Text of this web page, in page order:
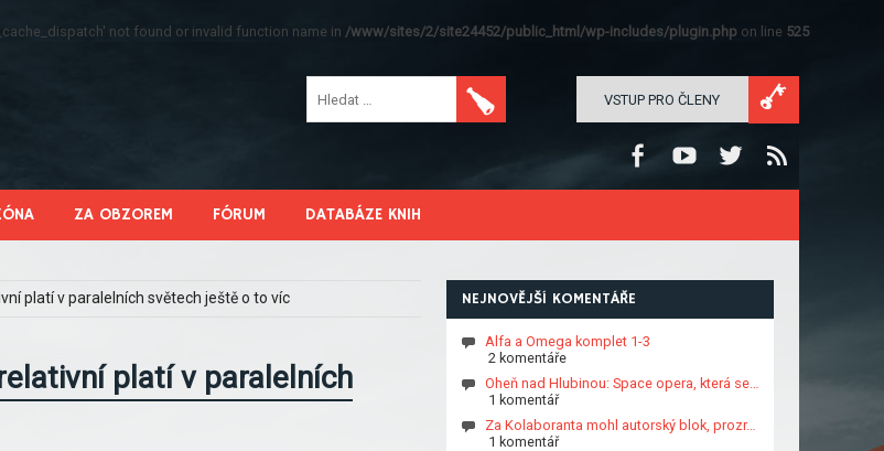
not found or invalid function name in /www/sites/2/site24452/public_html/wp-includes/plugin.php on line 525
VSTUP PRO ČLENY
ZA OBZOREM FÓRUM DATABÁZE KNIH
platí v paralelních světech ještě o to víc
platí v paralelních
NEJNOVĚJŠÍ KOMENTÁŘE
Alfa a Omega komplet 1-3
2 komentáře
Oheň nad Hlubinou: Space opera, která se…
1 komentář
Za Kolaboranta mohl autorský blok, prozr…
1 komentář